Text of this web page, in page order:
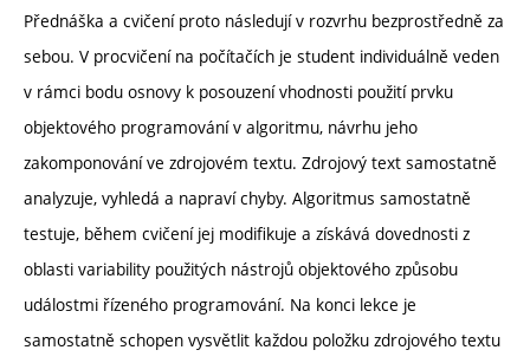
Přednáška a cvičení proto následují v rozvrhu bezprostředně za
sebou. V procvičení na počítačích je student individuálně veden
v rámci bodu osnovy k posouzení vhodnosti použití prvku
objektového programování v algoritmu, návrhu jeho
zakomponování ve zdrojovém textu. Zdrojový text samostatně
analyzuje, vyhledá a napraví chyby. Algoritmus samostatně
testuje, během cvičení jej modifikuje a získává dovednosti z
oblasti variability použitých nástrojů objektového způsobu
událostmi řízeného programování. Na konci lekce je
samostatně schopen vysvětlit každou položku zdrojového textu